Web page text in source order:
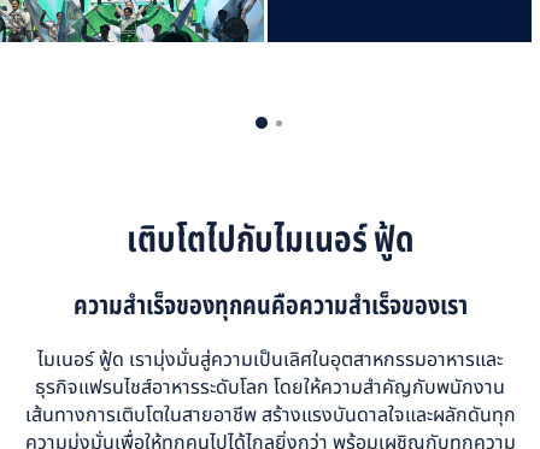
เติบโตไปกับไมเนอร์ ฟู้ด
ความสำเร็จของทุกคนคือความสำเร็จของเรา
ไมเนอร์ ฟู้ด เรามุ่งมั่นสู่ความเป็นเลิศในอุตสาหกรรมอาหารและ
ธุรกิจแฟรนไชส์อาหารระดับโลก โดยให้ความสำคัญกับพนักงาน
เส้นทางการเติบโตในสายอาชีพ สร้างแรงบันดาลใจและผลักดันทุก
ความมุ่งมั่นเพื่อให้ทุกคนไปได้ไกลยิ่งกว่า พร้อมเผชิญกับทุกความ